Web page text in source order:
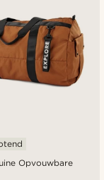
Opvouwbare